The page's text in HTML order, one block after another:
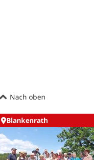
Nach oben
Blankenrath